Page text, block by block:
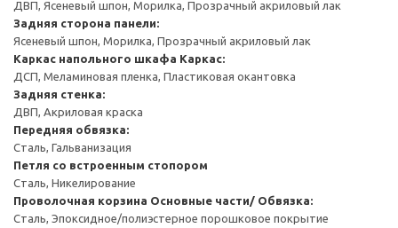
ДВП, Ясеневый шпон, Морилка, Прозрачный акриловый лак
Задняя сторона панели:
Ясеневый шпон, Морилка, Прозрачный акриловый лак
Каркас напольного шкафа Каркас:
ДСП, Меламиновая пленка, Пластиковая окантовка
Задняя стенка:
ДВП, Акриловая краска
Передняя обвязка:
Сталь, Гальванизация
Петля со встроенным стопором
Сталь, Никелирование
Проволочная корзина Основные части/ Обвязка:
Сталь, Эпоксидное/полиэстерное порошковое покрытие